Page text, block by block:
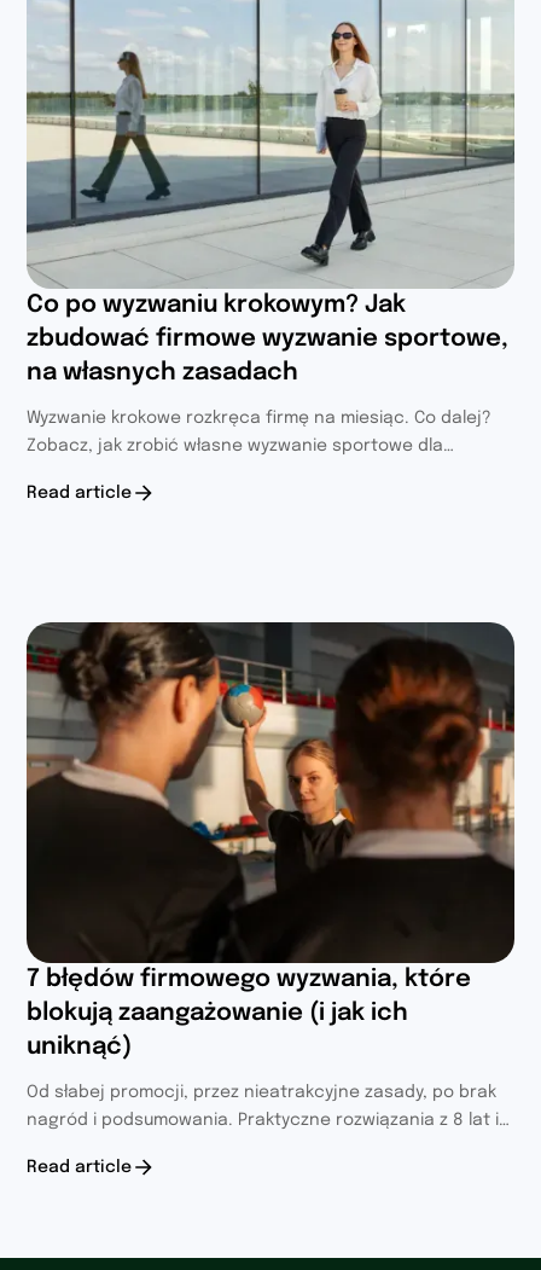
Co po wyzwaniu krokowym? Jak
zbudować firmowe wyzwanie sportowe,
na własnych zasadach
Wyzwanie krokowe rozkręca firmę na miesiąc. Co dalej?
Zobacz, jak zrobić własne wyzwanie sportowe dla
aktywności.
Read article
7 błędów firmowego wyzwania, które
blokują zaangażowanie (i jak ich
uniknąć)
Od słabej promocji, przez nieatrakcyjne zasady, po brak
nagród i podsumowania. Praktyczne rozwiązania z 8 lat i
Read article